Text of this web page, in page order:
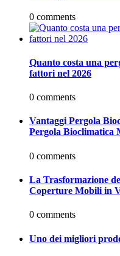
0 comments
Quanto costa una
fattori nel 2026
0 comments
Vantaggi Pergola
Pergola
0 comments
La Trasformazione
Coperture Mobili in
0 comments
Uno dei migliori